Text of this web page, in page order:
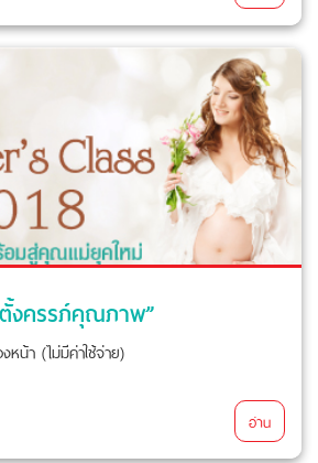
งครรภ์คุณภาพ”
หน้า (ไม่มีค่าใช้จ่าย)
อ่าน